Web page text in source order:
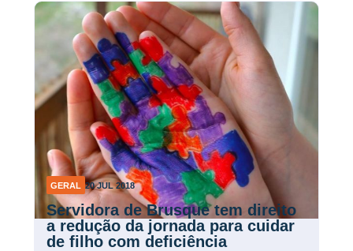
GERAL 20 JUL 2018
Servidora de Brusque tem direito
a redução da jornada para cuidar
de filho com deficiência